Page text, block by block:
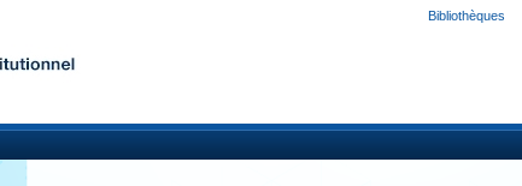
Bibliothèques